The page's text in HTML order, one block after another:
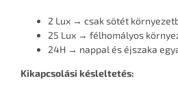
2 Lux → csak sötét
25 Lux → félhomályos
24H → nappal és éjszaka
Kikapcsolási késleltetés: